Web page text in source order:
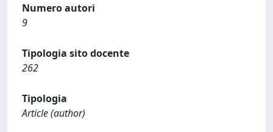
Numero autori
9
Tipologia sito docente
262
Tipologia
Article (author)